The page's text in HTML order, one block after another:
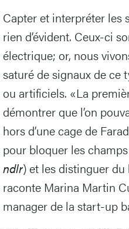
Capter et interpréter les
rien d’évident. Ceux-ci
électrique; or, nous
saturé de signaux de ce
ou artificiels. «La
démontrer que l’on
hors d’une cage de
pour bloquer les
ndlr) et les distinguer
raconte Marina Martin
manager de la start-up